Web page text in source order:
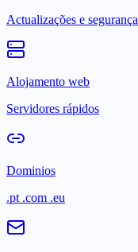
Actualizações e segurança
Alojamento web
Servidores rápidos
Dominios
.pt .com .eu